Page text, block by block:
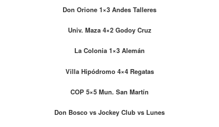
Don Orione 1×3 Andes Talleres
Univ. Maza 4×2 Godoy Cruz
La Colonia 1×3 Alemán
Villa Hipódromo 4×4 Regatas
COP 5×5 Mun. San Martín
Don Bosco vs Jockey Club vs Lunes